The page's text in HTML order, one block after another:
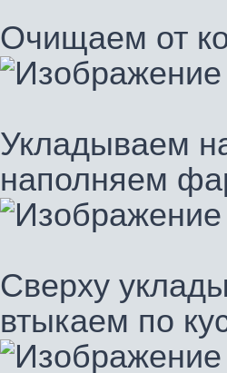
Очищаем от
Укладываем
наполняем
Сверху
втыкаем по